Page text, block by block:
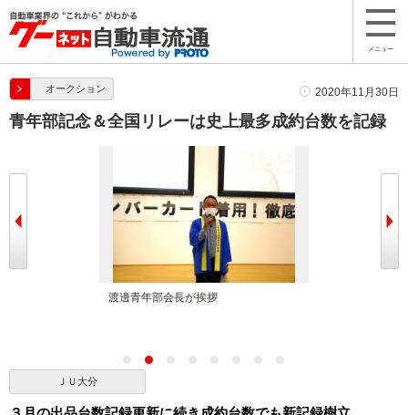
メニュー
オークション 2020年11月30日
青年部記念＆全国リレーは史上最多成約台数を記録
渡邊青年部会長が挨拶
ＪＵ大分